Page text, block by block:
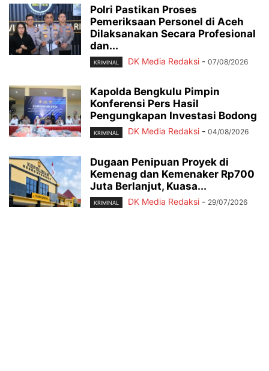
Polri Pastikan Proses
Pemeriksaan Personel di Aceh
Dilaksanakan Secara Profesional
dan...
KRIMINAL DK Media Redaksi - 07/08/2026
Kapolda Bengkulu Pimpin
Konferensi Pers Hasil
Pengungkapan Investasi Bodong
KRIMINAL DK Media Redaksi - 04/08/2026
Dugaan Penipuan Proyek di
Kemenag dan Kemenaker Rp700
Juta Berlanjut, Kuasa...
KRIMINAL DK Media Redaksi - 29/07/2026